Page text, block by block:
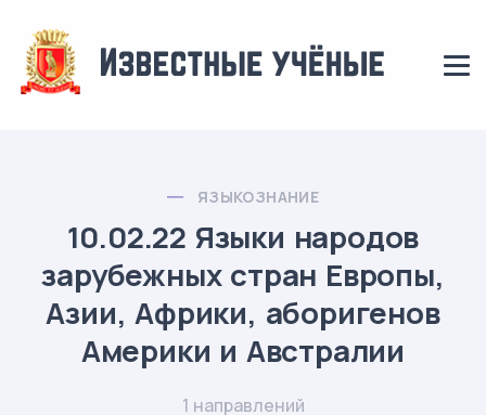
ЯЗЫКОЗНАНИЕ
10.02.22 Языки народов
зарубежных стран Европы,
Азии, Африки, аборигенов
Америки и Австралии
1 направлений